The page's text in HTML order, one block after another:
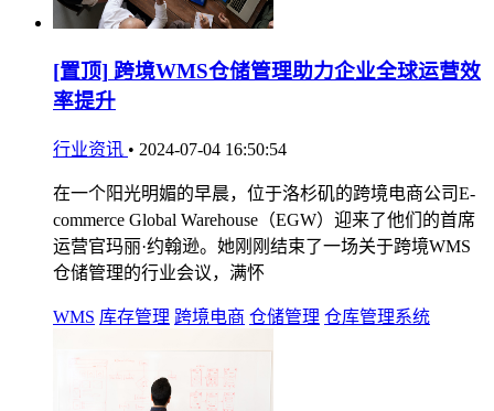
[置顶] 跨境WMS仓储管理助力企业全球运营效
率提升
行业资讯 • 2024-07-04 16:50:54
在一个阳光明媚的早晨，位于洛杉矶的跨境电商公司E-
commerce Global Warehouse（EGW）迎来了他们的首席
运营官玛丽·约翰逊。她刚刚结束了一场关于跨境WMS
仓储管理的行业会议，满怀
WMS 库存管理 跨境电商 仓储管理 仓库管理系统